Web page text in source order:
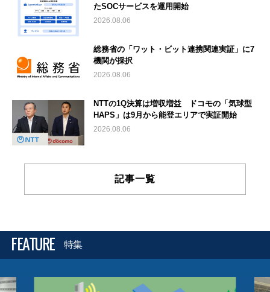
たSOCサービスを運用開始
2026.08.06
総務省の「ワット・ビット連携関連実証」に7
機関が採択
2026.08.06
NTTの1Q決算は増収増益 ドコモの「気球型
HAPS」は9月から能登エリアで実証開始
2026.08.06
記事一覧
FEATURE 特集